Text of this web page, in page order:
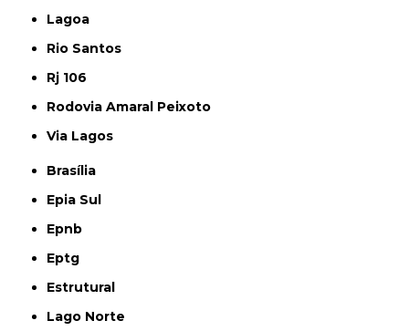
Lagoa
Rio Santos
Rj 106
Rodovia Amaral Peixoto
Via Lagos
Brasília
Epia Sul
Epnb
Eptg
Estrutural
Lago Norte